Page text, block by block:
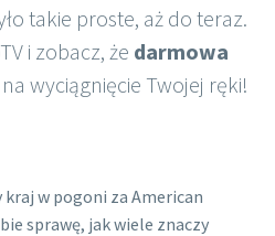
takie proste, aż do teraz.
i zobacz, że darmowa
wyciągnięcie Twojej ręki!
w pogoni za American
sprawę, jak wiele znaczy